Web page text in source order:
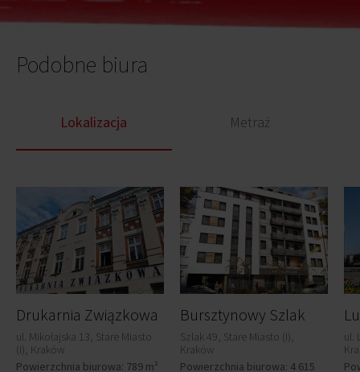
Podobne biura
Lokalizacja Metraż
Drukarnia Związkowa
ul. Mikołajska 13, Stare Miasto
(I), Kraków
Powierzchnia biurowa: 789 m²
Bursztynowy Szlak
Szlak 49, Stare Miasto (I),
Kraków
Powierzchnia biurowa: 4 615
ul.